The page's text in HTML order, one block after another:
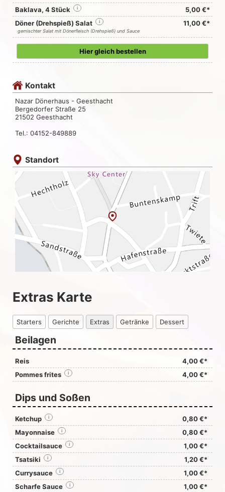
Baklava, 4 Stück i
5,00 €*
Döner (Drehspieß) Salat
i 11,00 €*
gemischter Salat mit Dönerfleisch (Drehspieß) und Sauce
Hier gleich bestellen
Kontakt
Nazar Dönerhaus - Geesthacht
Bergedorfer Straße 25
21502 Geesthacht
Tel.: 04152-849889
Standort
Extras Karte
Starters Gerichte Extras Getränke Dessert
Beilagen
Reis
4,00 €*
Pommes frites
4,00 €*
i
Dips und Soßen
Ketchup 0,80 €*
i
Mayonnaise 0,80 €*
i
Cocktailsauce 1,00 €*
i
Tsatsiki 1,20 €*
i
Currysauce 1,00 €*
i
Scharfe Sauce 1,00 €*
i